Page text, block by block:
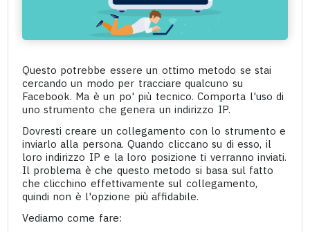
Questo potrebbe essere un ottimo metodo se stai
cercando un modo per tracciare qualcuno su
Facebook. Ma è un po' più tecnico. Comporta l'uso di
uno strumento che genera un indirizzo IP.
Dovresti creare un collegamento con lo strumento e
inviarlo alla persona. Quando cliccano su di esso, il
loro indirizzo IP e la loro posizione ti verranno inviati.
Il problema è che questo metodo si basa sul fatto
che clicchino effettivamente sul collegamento,
quindi non è l'opzione più affidabile.
Vediamo come fare: